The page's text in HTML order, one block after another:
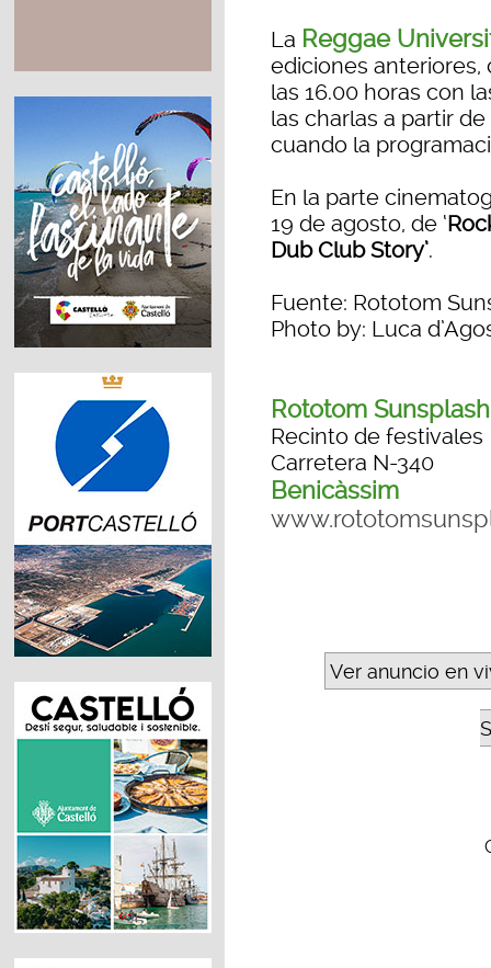
La Reggae
ediciones anteriores,
las 16.00 horas con
las charlas a partir de
cuando la
En la parte
19 de agosto, de ‘
Dub Club Story’.
Fuente: Rototom
Photo by: Luca
Rototom Sunsplash
Recinto de festivales
Carretera N-340
Benicàssim
Ver anuncio en